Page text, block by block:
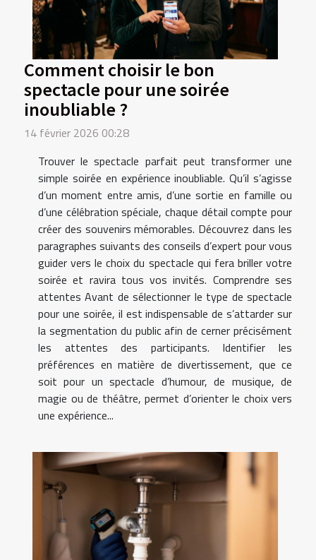
Comment choisir le bon
spectacle pour une soirée
inoubliable ?
14 février 2026 00:28
Trouver le spectacle parfait peut transformer une
simple soirée en expérience inoubliable. Qu’il s’agisse
d’un moment entre amis, d’une sortie en famille ou
d’une célébration spéciale, chaque détail compte pour
créer des souvenirs mémorables. Découvrez dans les
paragraphes suivants des conseils d’expert pour vous
guider vers le choix du spectacle qui fera briller votre
soirée et ravira tous vos invités. Comprendre ses
attentes Avant de sélectionner le type de spectacle
pour une soirée, il est indispensable de s’attarder sur
la segmentation du public afin de cerner précisément
les attentes des participants. Identifier les
préférences en matière de divertissement, que ce
soit pour un spectacle d’humour, de musique, de
magie ou de théâtre, permet d’orienter le choix vers
une expérience...